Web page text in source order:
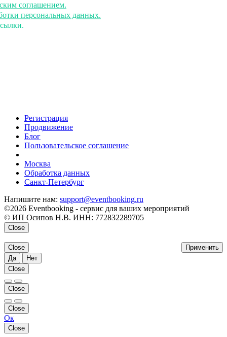
соглашением.
персональных данных.
Регистрация
Продвижение
Блог
Пользовательское соглашение
Москва
Обработка данных
Санкт-Петербург
Напишите нам: support@eventbooking.ru
©2026 Eventbooking - сервис для ваших мероприятий
© ИП Осипов Н.В. ИНН: 772832289705
Close
Применить
Close
Да
Нет
Close
Close
Close
Ок
Close